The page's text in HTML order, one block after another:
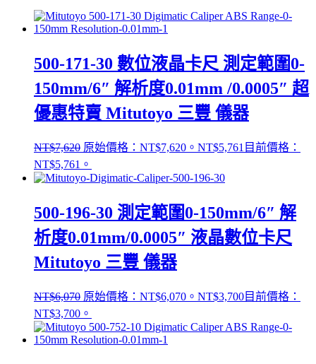
500-171-30 數位液晶卡尺 測定範圍0-
150mm/6″ 解析度0.01mm /0.0005″ 超
優惠特賣 Mitutoyo 三豐 儀器
NT$7,620 原始價格：NT$7,620。 NT$5,761 目前價格：
NT$5,761。
500-196-30 測定範圍0-150mm/6″ 解
析度0.01mm/0.0005″ 液晶數位卡尺
Mitutoyo 三豐 儀器
NT$6,070 原始價格：NT$6,070。 NT$3,700目前價格：
NT$3,700。